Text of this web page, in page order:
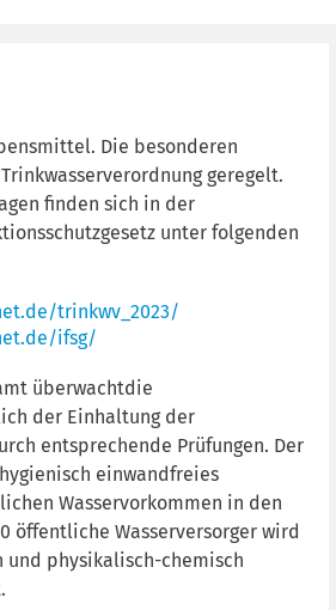
Die besonderen
geregelt.
finden sich in der
unter folgenden
trinkwv_2023/
ifsg/
überwachtdie
der Einhaltung der
entsprechende Prüfungen. Der
einwandfreies
Wasservorkommen in den
öffentliche Wasserversorger wird
physikalisch-chemisch